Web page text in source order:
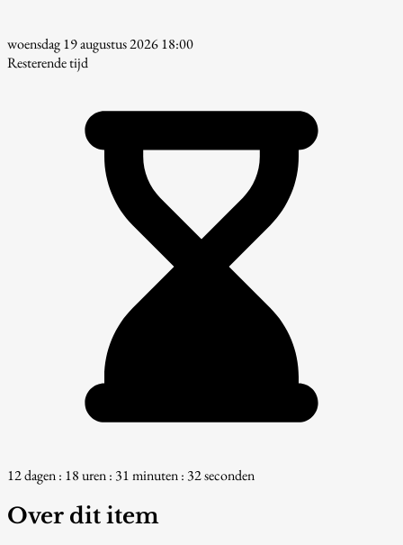
woensdag 19 augustus 2026 18:00
Resterende tijd
12 dagen : 18 uren : 31 minuten : 31 seconden
Over dit item